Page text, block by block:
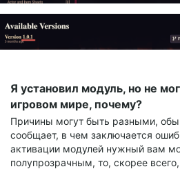
Я установил модуль, но не
игровом мире, почему?
Причины могут быть разными,
сообщает, в чем заключается
активации модулей нужный вам
полупрозрачным, то, скорее